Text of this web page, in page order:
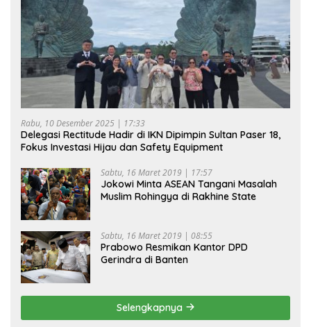
Rabu, 10 Desember 2025 | 17:33
Delegasi Rectitude Hadir di IKN Dipimpin Sultan Paser 18,
Fokus Investasi Hijau dan Safety Equipment
Sabtu, 16 Maret 2019 | 17:57
Jokowi Minta ASEAN Tangani Masalah
Muslim Rohingya di Rakhine State
Sabtu, 16 Maret 2019 | 08:55
Prabowo Resmikan Kantor DPD
Gerindra di Banten
Selengkapnya